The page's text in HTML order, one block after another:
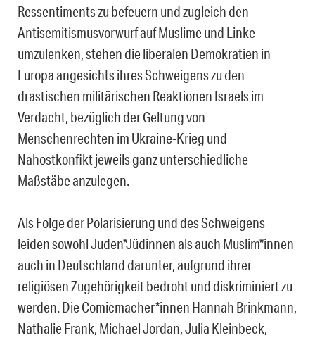
Ressentiments zu befeuern und zugleich den
Antisemitismusvorwurf auf Muslime und Linke
umzulenken, stehen die liberalen Demokratien in
Europa angesichts ihres Schweigens zu den
drastischen militärischen Reaktionen Israels im
Verdacht, bezüglich der Geltung von
Menschenrechten im Ukraine-Krieg und
Nahostkonfikt jeweils ganz unterschiedliche
Maßstäbe anzulegen.
Als Folge der Polarisierung und des Schweigens
leiden sowohl Juden*Jüdinnen als auch Muslim*innen
auch in Deutschland darunter, aufgrund ihrer
religiösen Zugehörigkeit bedroht und diskriminiert zu
werden. Die Comicmacher*innen Hannah Brinkmann,
Nathalie Frank, Michael Jordan, Julia Kleinbeck,